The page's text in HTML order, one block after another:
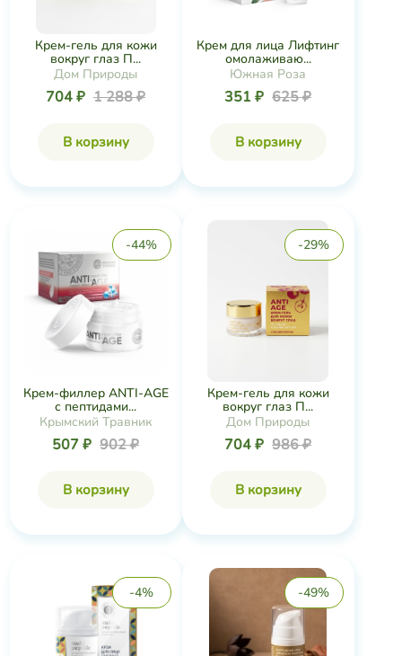
Крем-гель для кожи
вокруг глаз П...
Дом Природы
704 ₽ 1 288 ₽
В корзину
Крем для лица Лифтинг
омолаживаю...
Южная Роза
351 ₽ 625 ₽
В корзину
-44%
Крем-филлер ANTI-AGE
с пептидами...
Крымский Травник
507 ₽ 902 ₽
В корзину
-29%
Крем-гель для кожи
вокруг глаз П...
Дом Природы
704 ₽ 986 ₽
В корзину
-4% -49%